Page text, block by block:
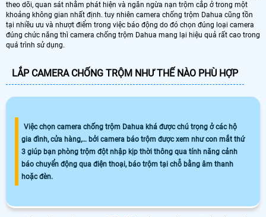
theo dõi, quan sát nhằm phát hiện và ngăn ngừa nạn trộm cắp ở trong một
khoảng không gian nhất định. tuy nhiên camera chống trộm Dahua cũng tồn
tại nhiều ưu và nhượt điểm trong việc báo động do đó chọn đúng loại camera
đúng chức năng thì camera chống trộm Dahua mang lại hiệu quả rất cao trong
quá trình sử dụng.
LẮP CAMERA CHỐNG TRỘM NHƯ THẾ NÀO PHÙ HỢP
Việc chọn camera chống trộm Dahua khá được chú trọng ở các hộ
gia đình, cửa hàng,… bởi camera báo trộm được xem như con mắt thứ
3 giúp bạn phòng trộm đột nhập kịp thời thông qua tính năng cảnh
báo chuyển động qua điện thoại, báo trộm tại chỗ bằng âm thanh
hoặc đèn.